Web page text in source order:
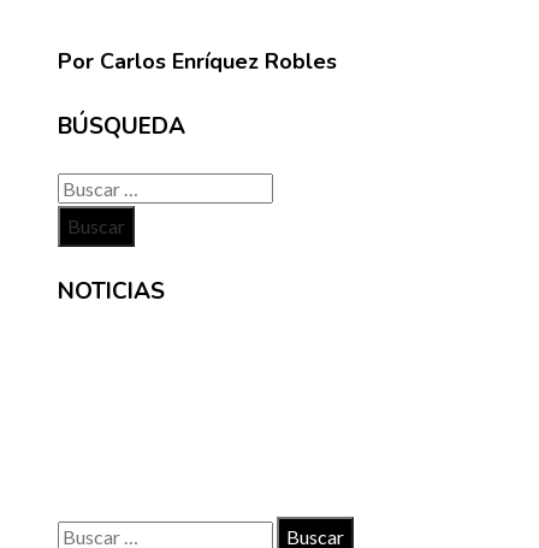
Por Carlos Enríquez Robles
BÚSQUEDA
Buscar:
NOTICIAS
Buscar: